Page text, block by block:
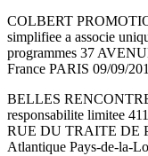
COLBERT
simplifiee a associe
programmes 37
France PARIS 09/09/
BELLES
responsabilite limitee
RUE DU TRAITE DE
Atlantique Pays-de-la-